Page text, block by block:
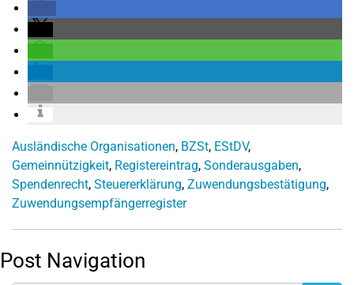
Ausländische Organisationen, BZSt, EStDV,
Gemeinnützigkeit, Registereintrag, Sonderausgaben,
Spendenrecht, Steuererklärung, Zuwendungsbestätigung,
Zuwendungsempfängerregister
Post Navigation